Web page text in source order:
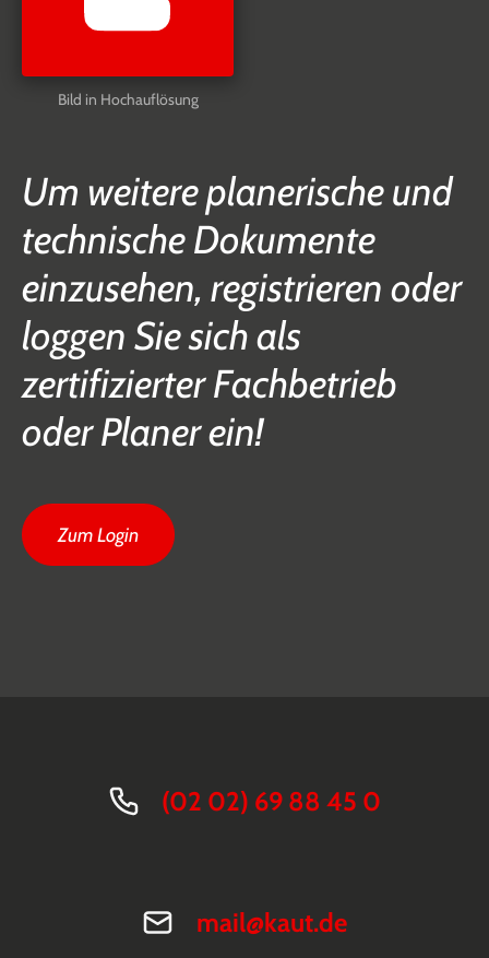
Bild in Hochauflösung
Um weitere planerische und
technische Dokumente
einzusehen, registrieren oder
loggen Sie sich als
zertifizierter Fachbetrieb
oder Planer ein!
Zum Login
(02 02) 69 88 45 0
mail@kaut.de